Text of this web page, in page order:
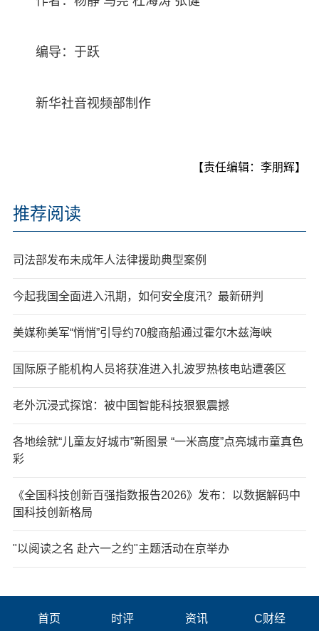
编导：于跃
新华社音视频部制作
【责任编辑：李朋辉】
推荐阅读
司法部发布未成年人法律援助典型案例
今起我国全面进入汛期，如何安全度汛？最新研判
美媒称美军“悄悄”引导约70艘商船通过霍尔木兹海峡
国际原子能机构人员将获准进入扎波罗热核电站遭袭区
老外沉浸式探馆：被中国智能科技狠狠震撼
各地绘就“儿童友好城市”新图景 “一米高度”点亮城市童真色
彩
《全国科技创新百强指数报告2026》发布：以数据解码中
国科技创新格局
"以阅读之名 赴六一之约"主题活动在京举办
首页 时评 资讯 C财经